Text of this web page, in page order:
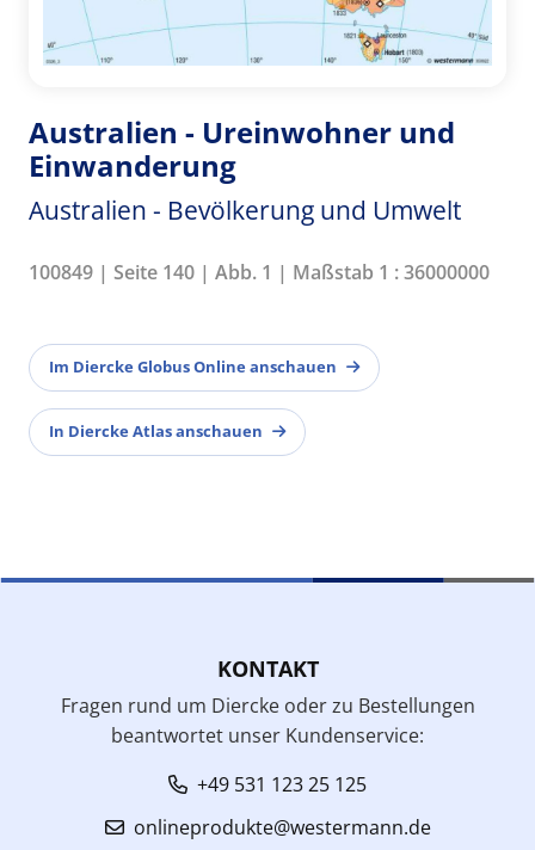
Australien - Ureinwohner und
Einwanderung
Australien - Bevölkerung und Umwelt
100849 | Seite 140 | Abb. 1 | Maßstab 1 : 36000000
Im Diercke Globus Online anschauen
In Diercke Atlas anschauen
KONTAKT
Fragen rund um Diercke oder zu Bestellungen
beantwortet unser Kundenservice:
+49 531 123 25 125
onlineprodukte@westermann.de